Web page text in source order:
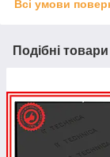
Всі умови
Подібні